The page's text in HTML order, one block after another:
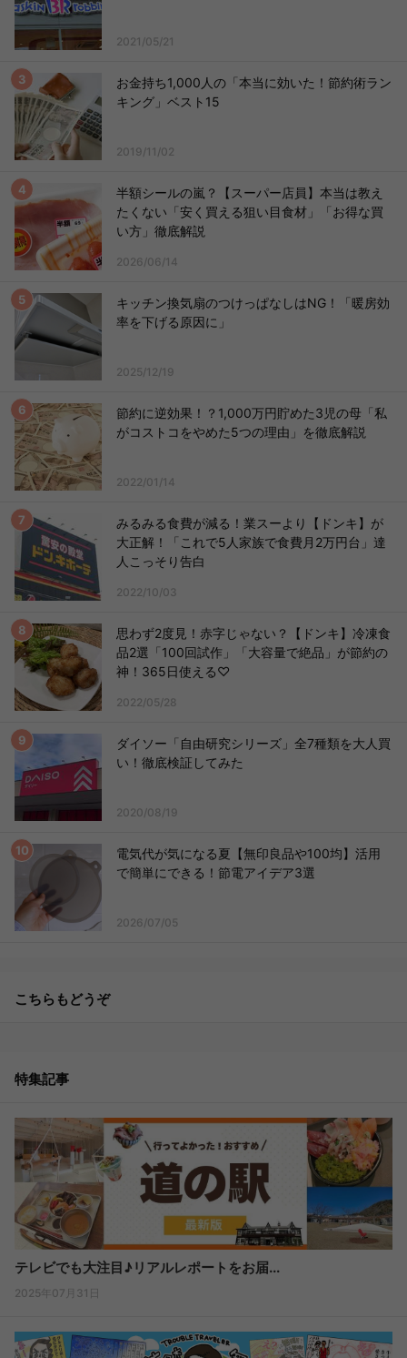
2021/05/21
お金持ち1,000人の「本当に効いた！節約術ラン
キング」ベスト15
2019/11/02
半額シールの嵐？【スーパー店員】本当は教え
たくない「安く買える狙い目食材」「お得な買
い方」徹底解説
2026/06/14
キッチン換気扇のつけっぱなしはNG！「暖房効
率を下げる原因に」
2025/12/19
節約に逆効果！？1,000万円貯めた3児の母「私
がコストコをやめた5つの理由」を徹底解説
2022/01/14
みるみる食費が減る！業スーより【ドンキ】が
大正解！「これで5人家族で食費月2万円台」達
人こっそり告白
2022/10/03
思わず2度見！赤字じゃない？【ドンキ】冷凍食
品2選「100回試作」「大容量で絶品」が節約の
神！365日使える♡
2022/05/28
ダイソー「自由研究シリーズ」全7種類を大人買
い！徹底検証してみた
2020/08/19
電気代が気になる夏【無印良品や100均】活用
で簡単にできる！節電アイデア3選
2026/07/05
こちらもどうぞ
特集記事
テレビでも大注目♪リアルレポートをお届...
2025年07月31日